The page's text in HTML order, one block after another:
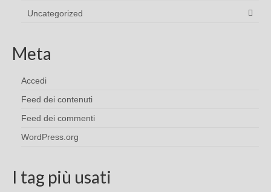
Uncategorized
Meta
Accedi
Feed dei contenuti
Feed dei commenti
WordPress.org
I tag più usati